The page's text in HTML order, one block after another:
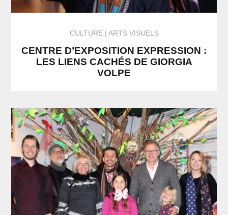
CULTURE ARTS VISUELS
CENTRE D’EXPOSITION EXPRESSION :
LES LIENS CACHÉS DE GIORGIA
VOLPE